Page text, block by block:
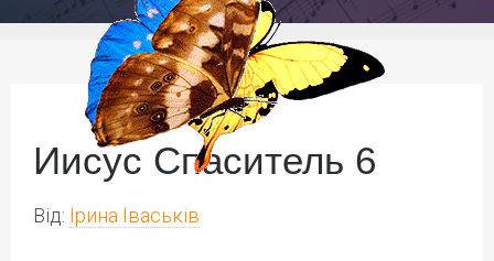
Иисус Спаситель 6
Від: Ірина Іваськів